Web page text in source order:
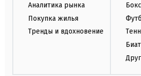
Аналитика рынка
Покупка жилья
Тренды и вдохновение
Бокс